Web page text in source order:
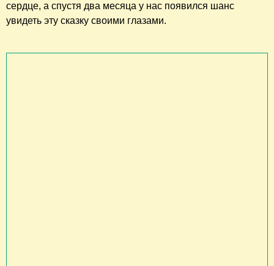
сердце, а спустя два месяца у нас появился шанс
увидеть эту сказку своими глазами.